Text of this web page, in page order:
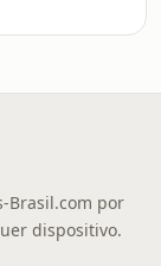
Brasil.com por
dispositivo.